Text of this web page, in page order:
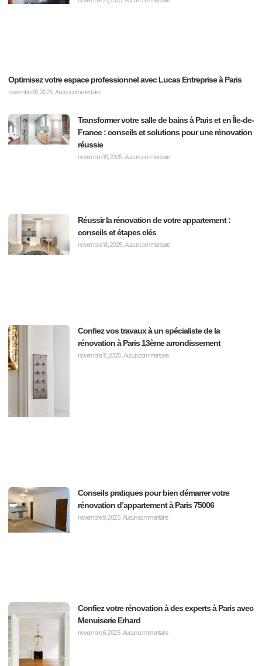
Optimisez votre espace professionnel avec Lucas Entreprise à Paris
novembre 18, 2025Aucun commentaire
Transformer votre salle de bains à Paris et en Île-de-
France : conseils et solutions pour une rénovation
réussie
novembre 16, 2025Aucun commentaire
Réussir la rénovation de votre appartement :
conseils et étapes clés
novembre 14, 2025Aucun commentaire
Confiez vos travaux à un spécialiste de la
rénovation à Paris 13ème arrondissement
novembre 11, 2025Aucun commentaire
Conseils pratiques pour bien démarrer votre
rénovation d’appartement à Paris 75006
novembre 9, 2025 Aucun commentaire
Confiez votre rénovation à des experts à Paris avec
Menuiserie Erhard
novembre 6, 2025Aucun commentaire